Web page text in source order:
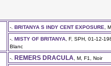
-.BRITANYA S INDY CENT EXPOSURE ,
-.MISTY OF BRITANYA , F, SPH, 01-12-
Blanc
-. REMERS DRACULA , M, F1, Noir